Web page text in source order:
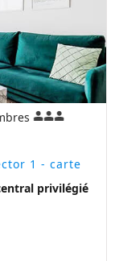
1 - carte
privilégié